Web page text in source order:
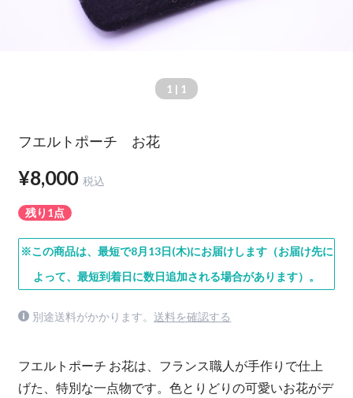
1 | 1
フエルトポーチ お花
¥8,000 税込
残り1点
※この商品は、最短で8月13日(木)にお届けします（お届け先に
よって、最短到着日に数日追加される場合があります）。
別途送料がかかります。 送料を確認する
フエルトポーチ お花は、フランス職人が手作りで仕上
げた、特別な一点物です。色とりどりの可愛いお花がデ